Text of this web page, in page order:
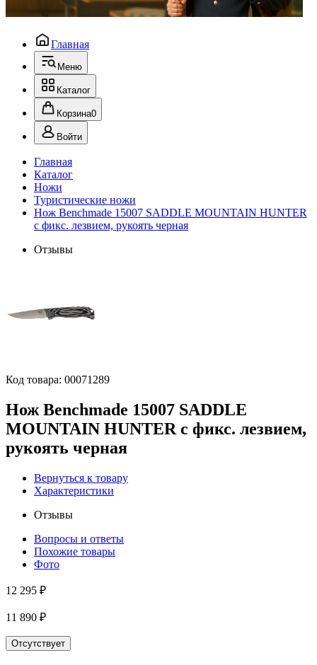
Главная
Меню
Каталог
Корзина0
Войти
Главная
Каталог
Ножи
Туристические ножи
Нож Benchmade 15007 SADDLE MOUNTAIN HUNTER
c фикс. лезвием, рукоять черная
Отзывы
Код товара: 00071289
Нож Benchmade 15007 SADDLE
MOUNTAIN HUNTER c фикс. лезвием,
рукоять черная
Вернуться к товару
Характеристики
Отзывы
Вопросы и ответы
Похожие товары
Фото
12 295 ₽
11 890 ₽
Отсутствует